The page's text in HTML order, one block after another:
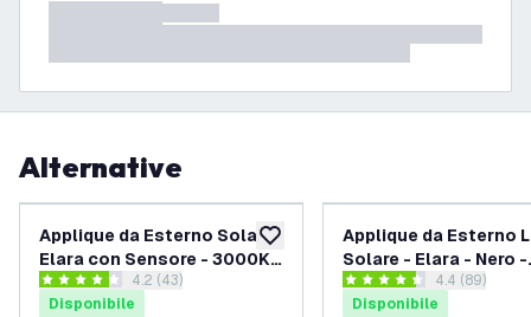
Alternative
aggiungi alla lista desideri
Applique da Esterno Solare
Elara con Sensore - 3000K -
IP44 - Acciaio Inox
apri il cassetto delle recensioni
4.2 stelle di valutazione
4.2 (43)
Disponibile
Applique da Esterno
Solare - Elara - Nero -
3000K - IP44
apri il
4.4 stelle di valutazione
4.4 (89)
Disponibile